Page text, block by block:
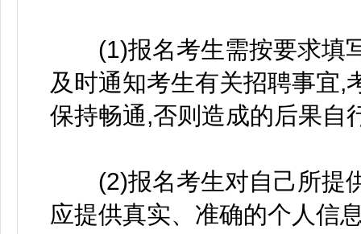
(1)报名考生需按要求填
及时通知考生有关招聘事宜,
保持畅通,否则造成的后果自
(2)报名考生对自己所提
应提供真实、准确的个人信